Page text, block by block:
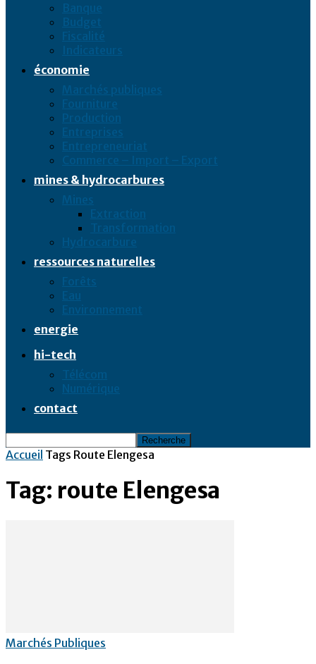
Banque
Budget
Fiscalité
Indicateurs
économie
Marchés publiques
Fourniture
Production
Entreprises
Entrepreneuriat
Commerce – Import – Export
mines & hydrocarbures
Mines
Extraction
Transformation
Hydrocarbure
ressources naturelles
Forêts
Eau
Environnement
energie
hi-tech
Télécom
Numérique
contact
Accueil Tags Route Elengesa
Tag: route Elengesa
Marchés Publiques